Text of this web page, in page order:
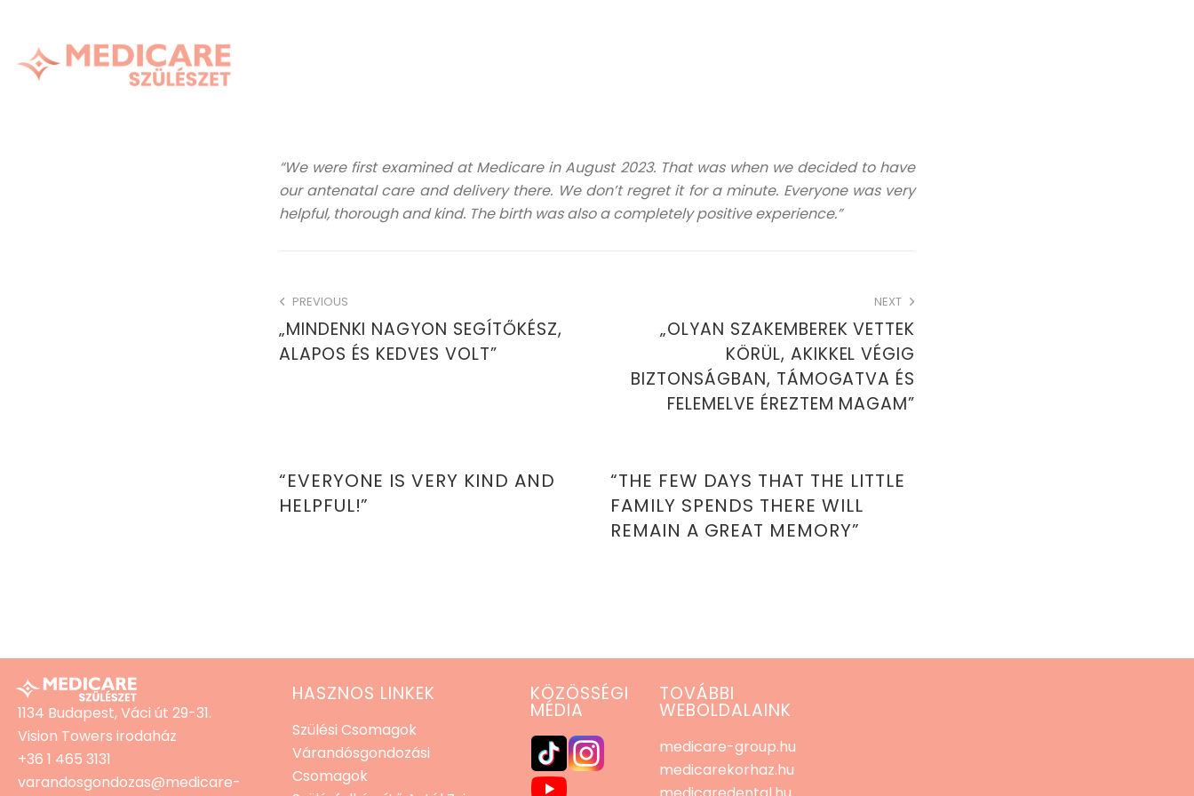
“We were first examined at Medicare in August 2023. That was when we decided to have
our antenatal care and delivery there. We don’t regret it for a minute. Everyone was very
helpful, thorough and kind. The birth was also a completely positive experience.”
PREVIOUS
„MINDENKI NAGYON SEGÍTŐKÉSZ,
ALAPOS ÉS KEDVES VOLT”
NEXT
„OLYAN SZAKEMBEREK VETTEK
KÖRÜL, AKIKKEL VÉGIG
BIZTONSÁGBAN, TÁMOGATVA ÉS
FELEMELVE ÉREZTEM MAGAM”
“EVERYONE IS VERY KIND AND
HELPFUL!”
“THE FEW DAYS THAT THE LITTLE
FAMILY SPENDS THERE WILL
REMAIN A GREAT MEMORY”
1134 Budapest, Váci út 29-31.
Vision Towers irodaház
+36 1 465 3131
varandosgondozas@medicare-
HASZNOS LINKEK
Szülési Csomagok
Várandósgondozási
Csomagok
KÖZÖSSÉGI
MÉDIA
TOVÁBBI
WEBOLDALAINK
medicare-group.hu
medicarekorhaz.hu